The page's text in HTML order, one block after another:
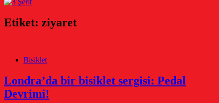
Etiket: ziyaret
Bisiklet
Londra’da bir bisiklet sergisi: Pedal
Devrimi!